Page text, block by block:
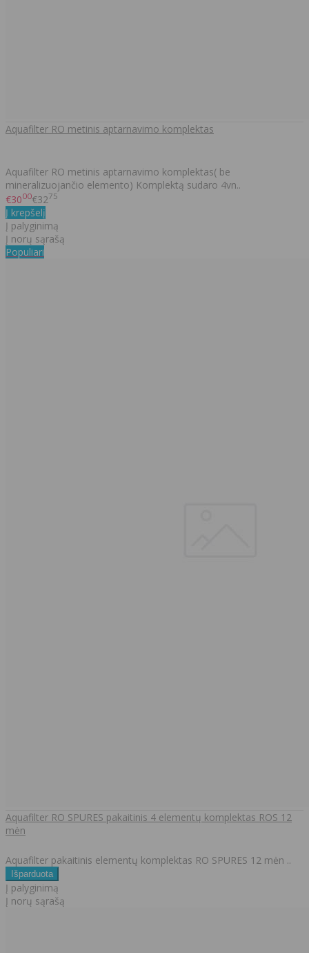
Aquafilter RO metinis aptarnavimo komplektas
Aquafilter RO metinis aptarnavimo komplektas( be
mineralizuojančio elemento) Komplektą sudaro 4vn..
€3000€3275
Į krepšelį
Į palyginimą
Į norų sąrašą
Populiari
Aquafilter RO SPURES pakaitinis 4 elementų komplektas ROS 12
mėn
Aquafilter pakaitinis elementų komplektas RO SPURES 12 mėn ..
Į palyginimą
Į norų sąrašą